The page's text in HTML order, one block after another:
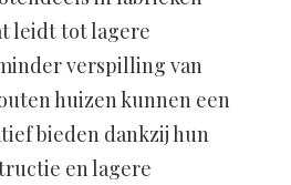
leidt tot lagere
verspilling van
huizen kunnen een
bieden dankzij hun
en lagere